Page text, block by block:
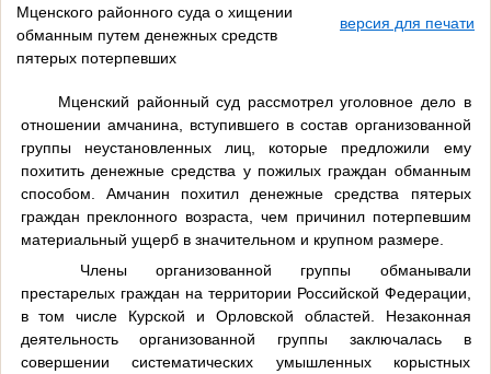
Мценского районного суда о хищении
обманным путем денежных средств
пятерых потерпевших
версия для печати
Мценский районный суд рассмотрел уголовное дело в
отношении амчанина, вступившего в состав организованной
группы неустановленных лиц, которые предложили ему
похитить денежные средства у пожилых граждан обманным
способом. Амчанин похитил денежные средства пятерых
граждан преклонного возраста, чем причинил потерпевшим
материальный ущерб в значительном и крупном размере.
Члены организованной группы обманывали
престарелых граждан на территории Российской Федерации,
в том числе Курской и Орловской областей. Незаконная
деятельность организованной группы заключалась в
совершении систематических умышленных корыстных